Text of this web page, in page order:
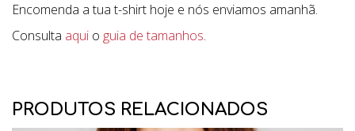
Encomenda a tua t-shirt hoje e nós enviamos amanhã.
Consulta aqui o guia de tamanhos.
PRODUTOS RELACIONADOS